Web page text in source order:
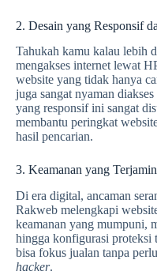
2. Desain yang Responsif
Tahukah kamu kalau lebih
mengakses internet lewat
website yang tidak hanya
juga sangat nyaman
yang responsif ini sangat
membantu peringkat
hasil pencarian.
3. Keamanan yang Terjamin
Di era digital, ancaman
Rakweb melengkapi
keamanan yang mumpuni,
hingga konfigurasi proteksi
bisa fokus jualan tanpa
hacker.